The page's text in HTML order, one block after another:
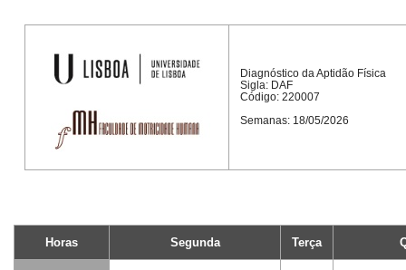
Diagnóstico da Aptidão Física
Sigla: DAF
Código: 220007
Semanas: 18/05/2026
Horas Segunda Terça